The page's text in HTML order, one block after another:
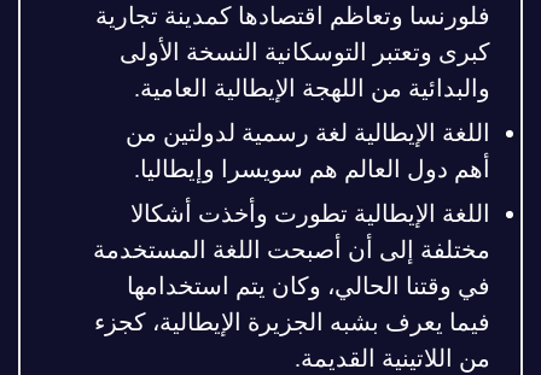
فلورنسا وتعاظم اقتصادها كمدينة تجارية
كبرى وتعتبر التوسكانية النسخة الأولى
والبدائية من اللهجة الإيطالية العامية.
اللغة الإيطالية لغة رسمية لدولتين من
أهم دول العالم هم سويسرا وإيطاليا.
اللغة الإيطالية تطورت وأخذت أشكالا
مختلفة إلى أن أصبحت اللغة المستخدمة
في وقتنا الحالي، وكان يتم استخدامها
فيما يعرف بشبه الجزيرة الإيطالية، كجزء
من اللاتينية القديمة.